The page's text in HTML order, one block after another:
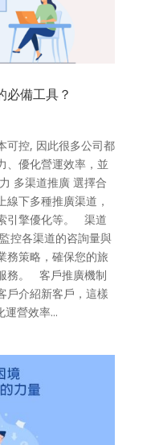
必備工具？
可控, 因此很多公司都
、優化營運效率，並
多渠道推廣 選擇合
下多種推廣渠道，
引擎優化等。 渠道
控各渠道的咨詢量與
務策略，確保您的旅
務。 客戶推廣機制
戶介紹新客戶，這樣
營效率...